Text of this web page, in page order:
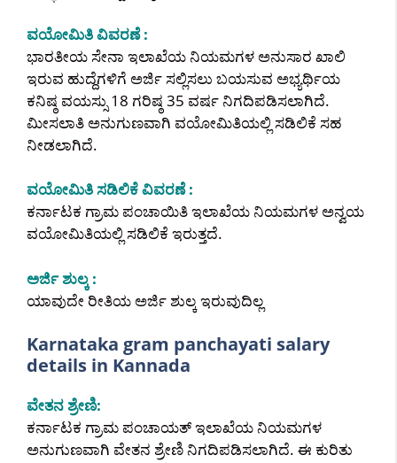
ವಯೋಮಿತಿ ವಿವರಣೆ :
ಭಾರತೀಯ ಸೇನಾ ಇಲಾಖೆಯ ನಿಯಮಗಳ ಅನುಸಾರ ಖಾಲಿ
ಇರುವ ಹುದ್ದೆಗಳಿಗೆ ಅರ್ಜಿ ಸಲ್ಲಿಸಲು ಬಯಸುವ ಅಭ್ಯರ್ಥಿಯ
ಕನಿಷ್ಠ ವಯಸ್ಸು 18 ಗರಿಷ್ಠ 35 ವರ್ಷ ನಿಗದಿಪಡಿಸಲಾಗಿದೆ.
ಮೀಸಲಾತಿ ಅನುಗುಣವಾಗಿ ವಯೋಮಿತಿಯಲ್ಲಿ ಸಡಿಲಿಕೆ ಸಹ
ನೀಡಲಾಗಿದೆ.
ವಯೋಮಿತಿ ಸಡಿಲಿಕೆ ವಿವರಣೆ :
ಕರ್ನಾಟಕ ಗ್ರಾಮ ಪಂಚಾಯಿತಿ ಇಲಾಖೆಯ ನಿಯಮಗಳ ಅನ್ವಯ
ವಯೋಮಿತಿಯಲ್ಲಿ ಸಡಿಲಿಕೆ ಇರುತ್ತದೆ.
ಅರ್ಜಿ ಶುಲ್ಕ :
ಯಾವುದೇ ರೀತಿಯ ಅರ್ಜಿ ಶುಲ್ಕ ಇರುವುದಿಲ್ಲ
Karnataka gram panchayati salary
details in Kannada
ವೇತನ ಶ್ರೇಣಿ:
ಕರ್ನಾಟಕ ಗ್ರಾಮ ಪಂಚಾಯತ್ ಇಲಾಖೆಯ ನಿಯಮಗಳ
ಅನುಗುಣವಾಗಿ ವೇತನ ಶ್ರೇಣಿ ನಿಗದಿಪಡಿಸಲಾಗಿದೆ‌. ಈ ಕುರಿತು